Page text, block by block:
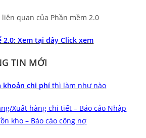
quan của Phần mềm 2.0
Xem tại đây Click xem
TIN MỚI
khoản chi phíthì làm như nào
Xuất hàng chi tiết – Báo cáo Nhập
kho – Báo cáo công nợ